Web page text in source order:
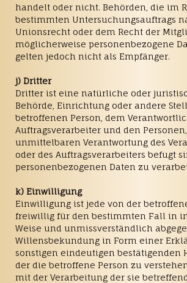
handelt oder nicht. Behörden, die im
bestimmten Untersuchungsauftrags
Unionsrecht oder dem Recht der
möglicherweise personenbezogene
gelten jedoch nicht als Empfänger.
j) Dritter
Dritter ist eine natürliche oder
Behörde, Einrichtung oder andere
betroffenen Person, dem
Auftragsverarbeiter und den
unmittelbaren Verantwortung des
oder des Auftragsverarbeiters befugt
personenbezogenen Daten zu
k) Einwilligung
Einwilligung ist jede von der
freiwillig für den bestimmten Fall in
Weise und unmissverständlich
Willensbekundung in Form einer
sonstigen eindeutigen bestätigenden
der die betroffene Person zu
mit der Verarbeitung der sie